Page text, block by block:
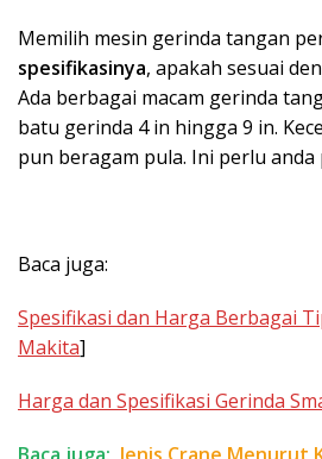
Memilih mesin gerinda tangan
spesifikasinya, apakah sesuai
Ada berbagai macam gerinda
batu gerinda 4 in hingga 9 in.
pun beragam pula. Ini perlu anda
Baca juga:
Spesifikasi dan Harga Berbagai
Makita]
Harga dan Spesifikasi Gerinda